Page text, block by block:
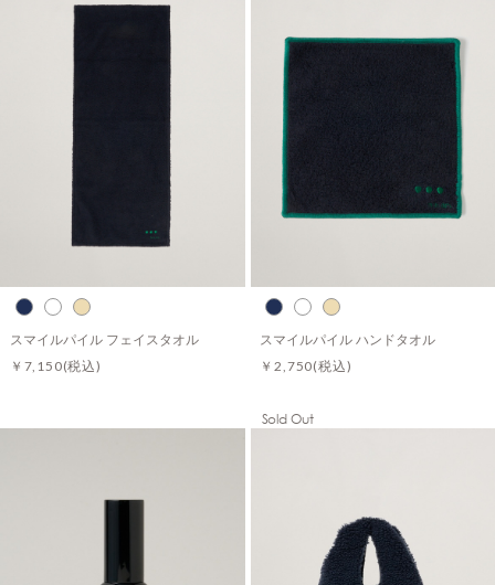
スマイルパイル フェイスタオル
￥7,150(税込)
スマイルパイル ハンドタオル
￥2,750(税込)
Sold Out